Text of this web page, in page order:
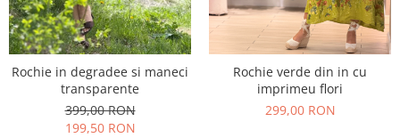
Rochie in degradee si maneci
transparente
399,00 RON
199,50 RON
Rochie verde din in cu
imprimeu flori
299,00 RON